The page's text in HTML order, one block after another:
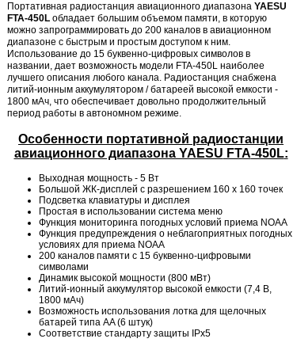
Портативная радиостанция авиационного диапазона YAESU
FTA-450L обладает большим объемом памяти, в которую
можно запрограммировать до 200 каналов в авиационном
диапазоне с быстрым и простым доступом к ним.
Использование до 15 буквенно-цифровых символов в
названии, дает возможность модели FTA-450L наиболее
лучшего описания любого канала. Радиостанция снабжена
литий-ионным аккумулятором / батареей высокой емкости -
1800 мАч, что обеспечивает довольно продолжительный
период работы в автономном режиме.
Особенности портативной радиостанции
авиационного диапазона YAESU FTA-450L:
Выходная мощность - 5 Вт
Большой ЖК-дисплей с разрешением 160 х 160 точек
Подсветка клавиатуры и дисплея
Простая в использовании система меню
Функция мониторинга погодных условий приема NOAA
Функция предупреждения о неблагоприятных погодных
условиях для приема NOAA
200 каналов памяти с 15 буквенно-цифровыми
символами
Динамик высокой мощности (800 мВт)
Литий-ионный аккумулятор высокой емкости (7,4 В,
1800 мАч)
Возможность использования лотка для щелочных
батарей типа AA (6 штук)
Соответствие стандарту защиты IPx5